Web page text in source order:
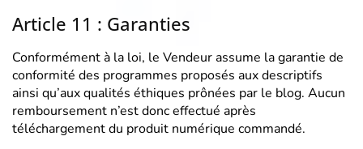
Article 11 : Garanties
Conformément à la loi, le Vendeur assume la garantie de
conformité des programmes proposés aux descriptifs
ainsi qu’aux qualités éthiques prônées par le blog. Aucun
remboursement n’est donc effectué après
téléchargement du produit numérique commandé.